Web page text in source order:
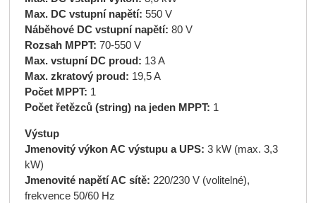
Max. DC vstupní napětí: 550 V
Náběhové DC vstupní napětí: 80 V
Rozsah MPPT: 70-550 V
Max. vstupní DC proud: 13 A
Max. zkratový proud: 19,5 A
Počet MPPT: 1
Počet řetězců (string) na jeden MPPT: 1
Výstup
Jmenovitý výkon AC výstupu a UPS: 3 kW (max. 3,3
kW)
Jmenovité napětí AC sítě: 220/230 V (volitelné),
frekvence 50/60 Hz